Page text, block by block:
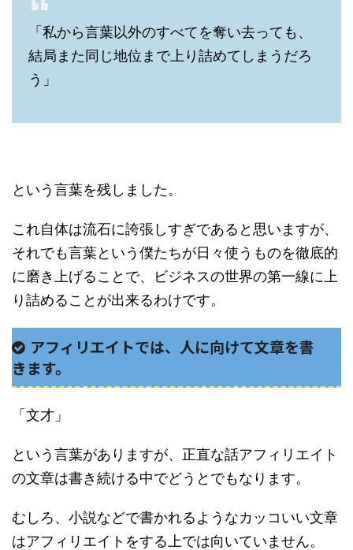
「私から言葉以外のすべてを奪い去っても、
結局また同じ地位まで上り詰めてしまうだろ
う」
という言葉を残しました。
これ自体は流石に誇張しすぎであると思いますが、
それでも言葉という僕たちが日々使うものを徹底的
に磨き上げることで、ビジネスの世界の第一線に上
り詰めることが出来るわけです。
アフィリエイトでは、人に向けて文章を書
きます。
「文才」
という言葉がありますが、正直な話アフィリエイト
の文章は書き続ける中でどうとでもなります。
むしろ、小説などで書かれるようなカッコいい文章
はアフィリエイトをする上では向いていません。